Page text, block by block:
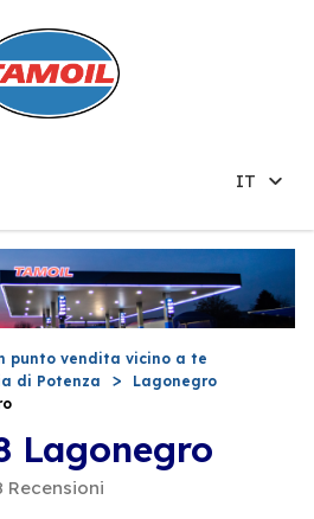
IT
punto vendita vicino a te
di Potenza
Lagonegro
Lagonegro
Recensioni